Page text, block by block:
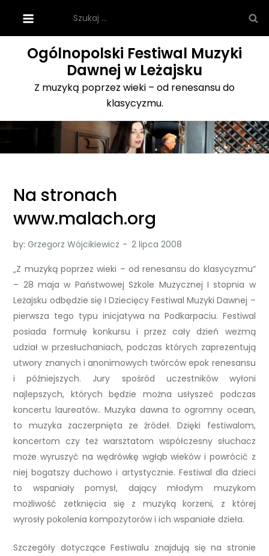
content
Ogólnopolski Festiwal Muzyki
Dawnej w Leżajsku
Z muzyką poprzez wieki – od renesansu do
klasycyzmu.
Na stronach
www.malach.org
by:Grzegorz Wójcikiewicz
„Z muzyką poprzez wieki – od renesansu do klasycyzmu”
– 28 maja w Państwowej Szkole Muzycznej I stopnia w
Leżajsku odbędzie się I Dziecięcy Festiwal Muzyki Dawnej –
pierwsza tego typu inicjatywa na Podkarpaciu. Festiwal
posiada formułę konkursu i przez cały dzień wezmą
udział w przesłuchaniach, podczas których zaprezentują
utwory znanych i anonimowych twórców epok renesansu
i późniejszych. Jury spośród uczestników wyłoni
najlepszych, których będzie można usłyszeć podczas
koncertu laureatów.. Muzyka dawna to ogromny ocean,
to muzyka zaczerpnięta ze źródeł. Dzięki festiwalom,
koncertom czy też warsztatom współczesny słuchacz
może wyruszyć na wędrówkę wgłąb wieków i powrócić z
niej bogatszy duchowo i artystycznie. Festiwal dla dzieci
to wspaniały pomysł, dający młodym muzykom
możliwość zetknięcia się z muzyką korzeni, z której
wyrosły pokolenia kompozytorów i ich wspaniałe dzieła.
Szczegóły dotyczące Festiwalu znajdują się na stronie